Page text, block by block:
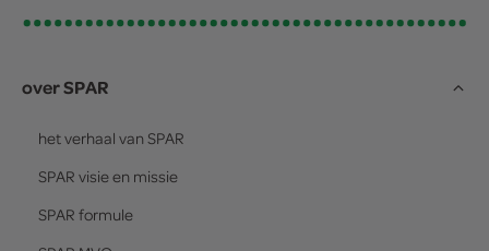
over SPAR
het verhaal van SPAR
SPAR visie en missie
SPAR formule